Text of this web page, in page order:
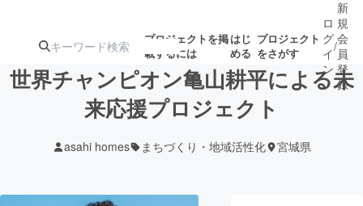
プロジェクトを掲
載するには
はじ
める
プロジェクト
をさがす
ターン
ジェクト
募集終了が近いプ
ロジェクト
もうすぐ公開
されます
ロ
グ
イ
ン
/
新
規
会
員
登
録
世界チャンピオン亀山耕平による未
来応援プロジェクト
asahi homes まちづくり・地域活性化 宮城県